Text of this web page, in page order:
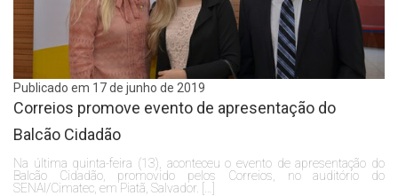
Publicado em 17 de junho de 2019
Correios promove evento de apresentação do
Balcão Cidadão
Na última quinta-feira (13), aconteceu o evento de apresentação do
Balcão Cidadão, promovido pelos Correios, no auditório do
SENAI/Cimatec, em Piatã, Salvador. […]